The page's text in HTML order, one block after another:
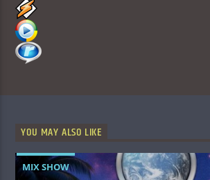
YOU MAY ALSO LIKE
MIX SHOW